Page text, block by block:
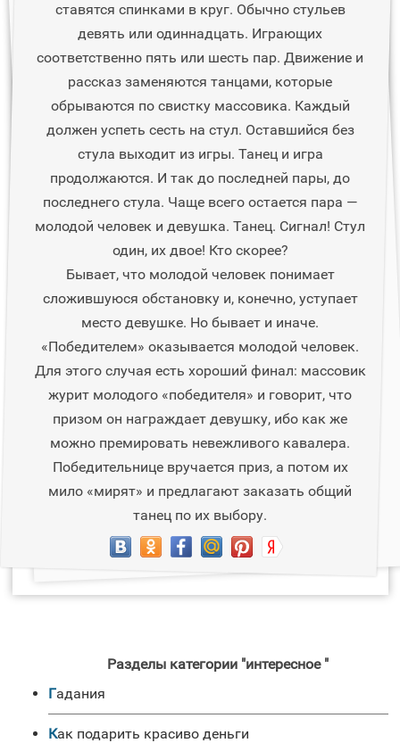
ставятся спинками в круг. Обычно стульев
девять или одиннадцать. Играющих
соответственно пять или шесть пар. Движение и
рассказ заменяются танцами, которые
обрываются по свистку массовика. Каждый
должен успеть сесть на стул. Оставшийся без
стула выходит из игры. Танец и игра
продолжаются. И так до последней пары, до
последнего стула. Чаще всего остается пара —
молодой человек и девушка. Танец. Сигнал! Стул
один, их двое! Кто скорее?
Бывает, что молодой человек понимает
сложившуюся обстановку и, конечно, уступает
место девушке. Но бывает и иначе.
«Победителем» оказывается молодой человек.
Для этого случая есть хороший финал: массовик
журит молодого «победителя» и говорит, что
призом он награждает девушку, ибо как же
можно премировать невежливого кавалера.
Победительнице вручается приз, а потом их
мило «мирят» и предлагают заказать общий
танец по их выбору.
Разделы категории "интересное "
Гадания
Как подарить красиво деньги